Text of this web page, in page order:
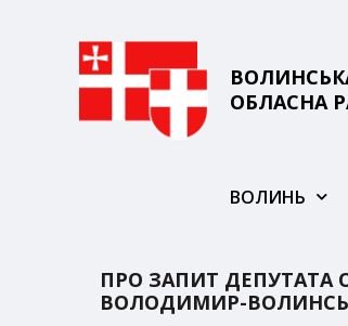
ОБЛАСНА
ВОЛИНЬ
ПРО ЗАПИТ ДЕПУТАТА
ВОЛОДИМИР-